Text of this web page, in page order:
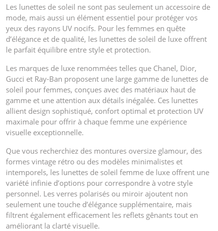
Les lunettes de soleil ne sont pas seulement un accessoire de
mode, mais aussi un élément essentiel pour protéger vos
yeux des rayons UV nocifs. Pour les femmes en quête
d’élégance et de qualité, les lunettes de soleil de luxe offrent
le parfait équilibre entre style et protection.
Les marques de luxe renommées telles que Chanel, Dior,
Gucci et Ray-Ban proposent une large gamme de lunettes de
soleil pour femmes, conçues avec des matériaux haut de
gamme et une attention aux détails inégalée. Ces lunettes
allient design sophistiqué, confort optimal et protection UV
maximale pour offrir à chaque femme une expérience
visuelle exceptionnelle.
Que vous recherchiez des montures oversize glamour, des
formes vintage rétro ou des modèles minimalistes et
intemporels, les lunettes de soleil femme de luxe offrent une
variété infinie d’options pour correspondre à votre style
personnel. Les verres polarisés ou miroir ajoutent non
seulement une touche d’élégance supplémentaire, mais
filtrent également efficacement les reflets gênants tout en
améliorant la clarté visuelle.